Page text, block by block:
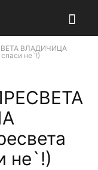
ВЛАДИЧИЦА
не`!)
не`!)